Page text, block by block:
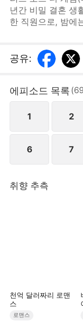
년간 비밀 결혼 생
한 직원으로, 밤에
주었다는 사실을
스키장을 통째로
미래를 다시 계획
조태규를 만나 서
시작한다. 심제하
다.STORYMATRIX
공유:
에피소드 목록 (
1 2
6 7
취향 추측
천억 달러짜리 로맨
스
로맨스